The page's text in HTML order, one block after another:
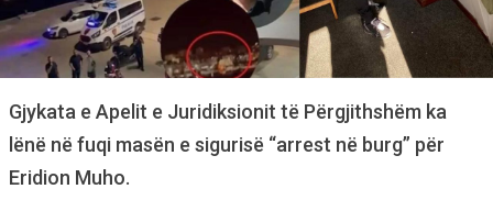
Gjykata e Apelit e Juridiksionit të Përgjithshëm ka
lënë në fuqi masën e sigurisë “arrest në burg” për
Eridion Muho.